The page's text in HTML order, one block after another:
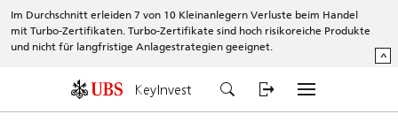
Im Durchschnitt erleiden 7 von 10 Kleinanlegern Verluste beim Handel
mit Turbo-Zertifikaten. Turbo-Zertifikate sind hoch risikoreiche Produkte
und nicht für langfristige Anlagestrategien geeignet.
^
KeyInvest